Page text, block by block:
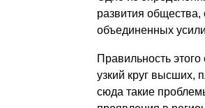
развития
объединенных
Правильность
узкий круг высших,
сюда такие